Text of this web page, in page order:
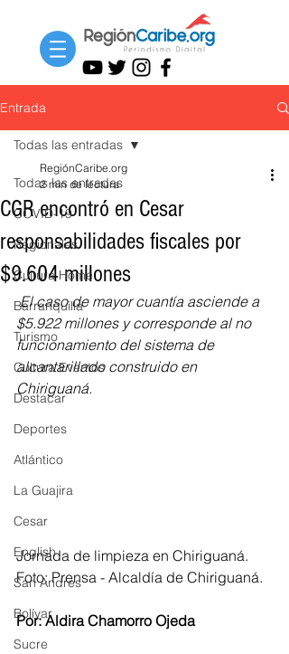
Entrada
Todas las entradas
COVID-19
Regionales
Cultura Home
Barranquilla
Turismo
Cultura Eventos
Destacar
Deportes
Atlántico
La Guajira
Cesar
English
San Andres
Bolívar
Sucre
Todas las entradas
CGR encontró en Cesar
responsabilidades fiscales por
$9.604 millones
RegiónCaribe.org
2 min de lectura
El caso de mayor cuantía asciende a
$5.922 millones y corresponde al no
funcionamiento del sistema de
alcantarillado construido en
Chiriguaná.
Jornada de limpieza en Chiriguaná.
Foto: Prensa - Alcaldía de Chiriguaná.
Por: Aldira Chamorro Ojeda